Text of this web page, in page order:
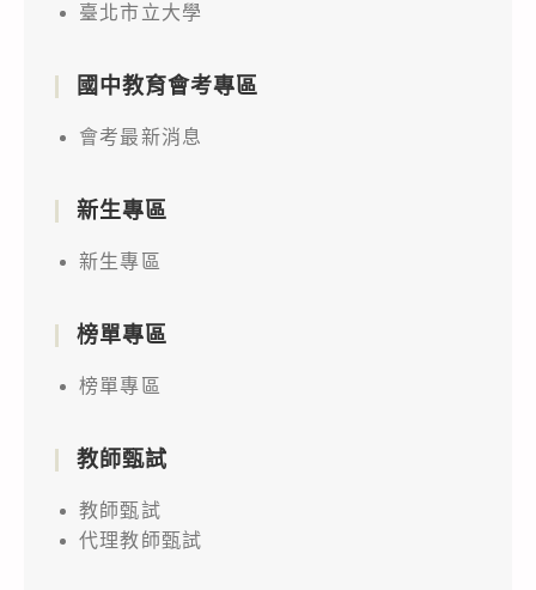
臺北市立大學
國中教育會考專區
會考最新消息
新生專區
新生專區
榜單專區
榜單專區
教師甄試
教師甄試
代理教師甄試